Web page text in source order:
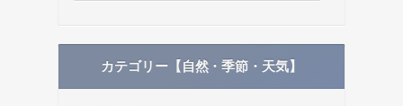
カテゴリー【自然・季節・天気】